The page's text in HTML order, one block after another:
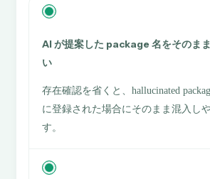
AI が提案した package 名をそのま
い
存在確認を省くと、hallucinated
に登録された場合にそのまま混入し
す。